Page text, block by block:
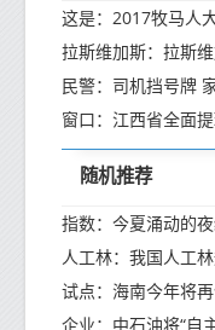
拉斯维加斯：拉斯
窗口：江西省全面
随机推荐
指数：今夏涌动的
试点：海南今年将